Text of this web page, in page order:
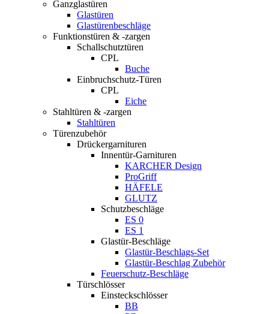
Ganzglastüren
Glastüren
Glastürenbeschläge
Funktionstüren & -zargen
Schallschutztüren
CPL
Buche
Einbruchschutz-Türen
CPL
Eiche
Stahltüren & -zargen
Stahltüren
Türenzubehör
Drückergarnituren
Innentür-Garnituren
KARCHER Design
ProGriff
HÄFELE
GLUTZ
Schutzbeschläge
ES 0
ES 1
Glastür-Beschläge
Glastür-Beschlags-Set
Glastür-Beschlag Zubehör
Feuerschutz-Beschläge
Türschlösser
Einsteckschlösser
BB